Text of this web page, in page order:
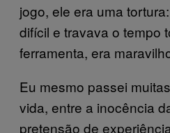
jogo, ele era uma
difícil e travava o tempo
ferramenta, era
Eu mesmo passei
vida, entre a inocência
pretensão de